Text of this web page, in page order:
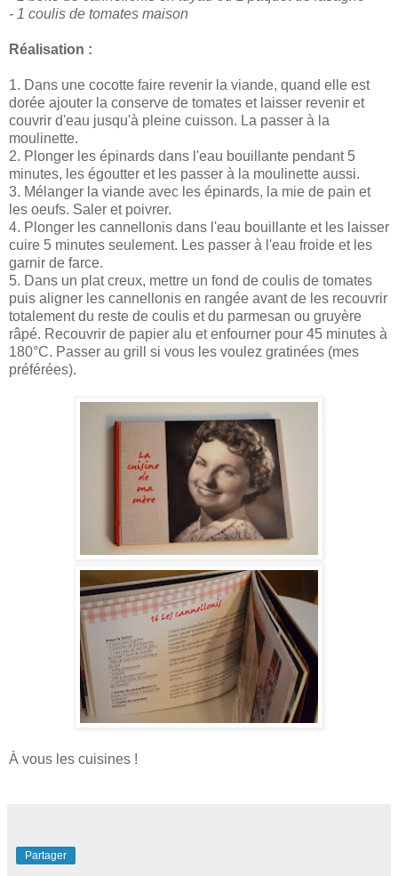
- 1 coulis de tomates maison
Réalisation :
1. Dans une cocotte faire revenir la viande, quand elle est
dorée ajouter la conserve de tomates et laisser revenir et
couvrir d'eau jusqu'à pleine cuisson. La passer à la
moulinette.
2. Plonger les épinards dans l'eau bouillante pendant 5
minutes, les égoutter et les passer à la moulinette aussi.
3. Mélanger la viande avec les épinards, la mie de pain et
les oeufs. Saler et poivrer.
4. Plonger les cannellonis dans l'eau bouillante et les laisser
cuire 5 minutes seulement. Les passer à l'eau froide et les
garnir de farce.
5. Dans un plat creux, mettre un fond de coulis de tomates
puis aligner les cannellonis en rangée avant de les recouvrir
totalement du reste de coulis et du parmesan ou gruyère
râpé. Recouvrir de papier alu et enfourner pour 45 minutes à
180°C. Passer au grill si vous les voulez gratinées (mes
préférées).
À vous les cuisines !
Partager